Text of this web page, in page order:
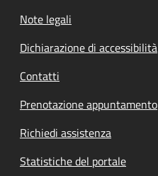
Note legali
Dichiarazione di accessibilità
Contatti
Prenotazione appuntamento
Richiedi assistenza
Statistiche del portale